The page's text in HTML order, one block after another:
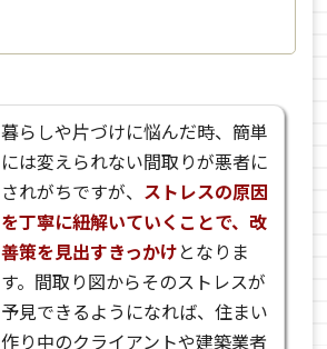
暮らしや片づけに悩んだ時、簡単
には変えられない間取りが悪者に
されがちですが、 ストレスの原因
を丁寧に紐解いていくことで、改
善策を見出すきっかけとなりま
す。間取り図からそのストレスが
予見できるようになれば、住まい
作り中のクライアントや建築業者